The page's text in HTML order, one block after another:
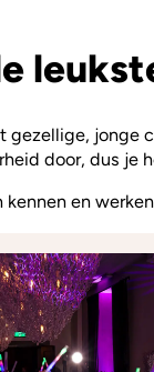
gezellige,
door, dus je
en